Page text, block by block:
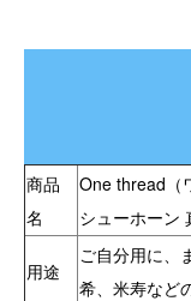
商品
名
One thread（
シューホーン
用途
ご自分用に、
希、米寿など